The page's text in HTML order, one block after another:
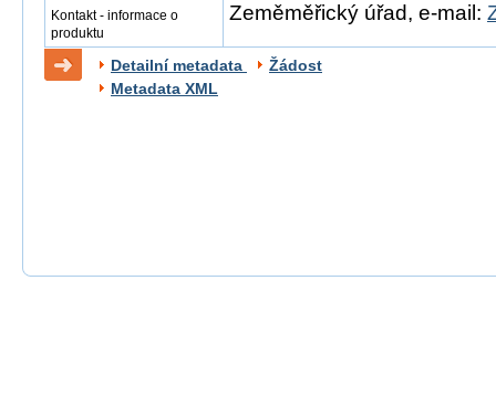
Kontakt - informace o
produktu
Zeměměřický úřad, e-mail:
Detailní metadata
Žádost
Metadata XML